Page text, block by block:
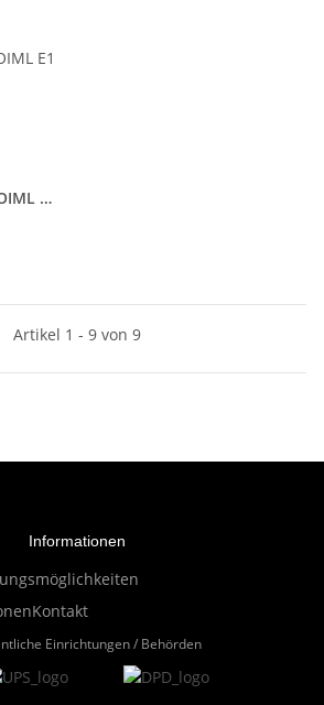
E1
Artikel 1 - 9 von 9
Informationen
Kontakt
Einrichtungen / Behörden